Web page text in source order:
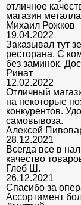
отличное
магазин
Михаил Рожков
19.04.2022
Заказывал тут
ресторана. С
без заминок.
Ринат
12.02.2022
Отличный
на некоторые
конкурентов.
самовывоза.
Алексей
28.12.2021
Всегда все в
качество
Глеб Ш.
26.12.2021
Спасибо за
Ассортимент